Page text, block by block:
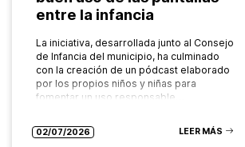
entre la infancia
La iniciativa, desarrollada junto al Consejo
de Infancia del municipio, ha culminado
con la creación de un pódcast elaborado
por los propios niños y niñas para
fomentar un uso responsable…
02/07/2026 LEER MÁS